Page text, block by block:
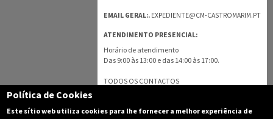
EMAIL GERAL:. EXPEDIENTE@CM-CASTROMARIM.PT
ATENDIMENTO PRESENCIAL:
Horário de atendimento
Das 9:00 às 13:00 e das 14:00 às 17:00.
TODOS OS CONTACTOS
Política de Cookies
Este sítio web utiliza cookies para lhe fornecer a melhor experiência de